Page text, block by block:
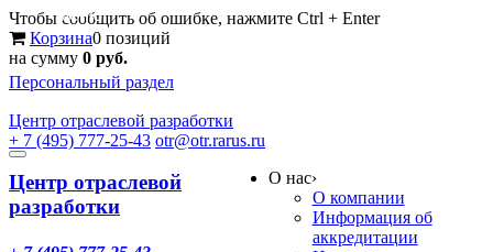
Чтобы сообщить об ошибке, нажмите Ctrl + Enter
Корзина0 позиций
на сумму 0 руб.
Персональный раздел
Центр отраслевой разработки
+ 7 (495) 777-25-43 otr@otr.rarus.ru
Toggle
navigation
Меню
Центр отраслевой
разработки
О нас›
О компании
Информация об
аккредитации